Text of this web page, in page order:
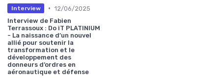
Interview • 12/06/2025
Interview de Fabien
Terrassoux : Do iT PLATINIUM
- La naissance d’un nouvel
allié pour soutenir la
transformation et le
développement des
donneurs d’ordres en
aéronautique et défense